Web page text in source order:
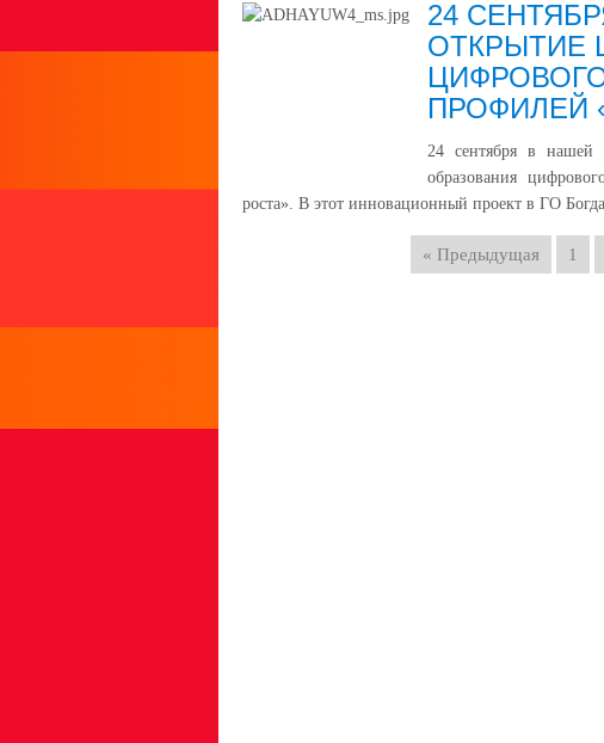
24
ОТКРЫТИЕ
ПРОФИЛЕЙ
24 сентября в нашей
образования
роста». В этот инновационный проект в ГО
« Предыдущая 1